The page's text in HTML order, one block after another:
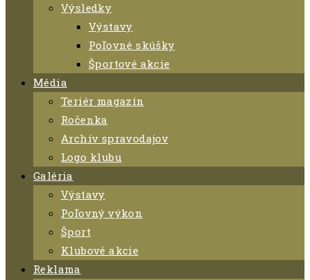
Výsledky
Výstavy
Poľovné skúšky
Športové akcie
Média
Teriér magazín
Ročenka
Archív spravodajov
Logo klubu
Galéria
Výstavy
Poľovný výkon
Šport
Klubové akcie
Reklama